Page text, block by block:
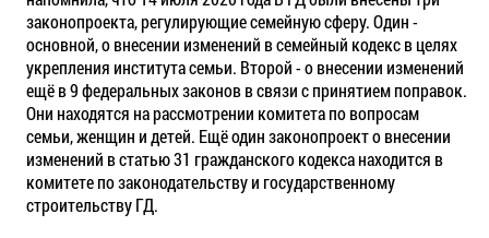
законопроекта, регулирующие семейную сферу. Один -
основной, о внесении изменений в семейный кодекс в целях
укрепления института семьи. Второй - о внесении изменений
ещё в 9 федеральных законов в связи с принятием поправок.
Они находятся на рассмотрении комитета по вопросам
семьи, женщин и детей. Ещё один законопроект о внесении
изменений в статью 31 гражданского кодекса находится в
комитете по законодательству и государственному
строительству ГД.